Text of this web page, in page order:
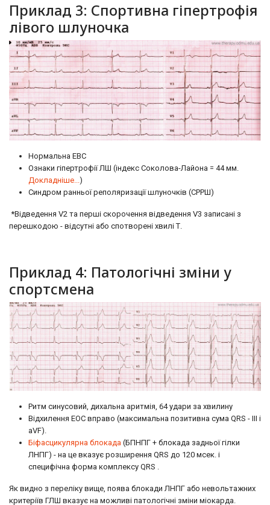
Приклад 3: Спортивна гіпертрофія
лівого шлуночка
Нормальна ЕВС
Ознаки гіпертрофії ЛШ (індекс Соколова-Лайона = 44 мм.
Докладніше...)
Синдром ранньої реполяризації шлуночків (СРРШ)
*Відведення V2 та перші скорочення відведення V3 записані з
перешкодою - відсутні або спотворені хвилі Т.
Приклад 4: Патологічні зміни у
спортсмена
Ритм синусовий, дихальна аритмія, 64 удари за хвилину
Відхилення ЕОС вправо (максимальна позитивна сума QRS - III і
aVF).
Біфасцикулярна блокада (БПНПГ + блокада задньої гілки
ЛНПГ) - на це вказує розширення QRS до 120 мсек. і
специфічна форма комплексу QRS .
Як видно з переліку вище, поява блокади ЛНПГ або невольтажних
критеріїв ГЛШ вказує на можливі патологічні зміни міокарда.